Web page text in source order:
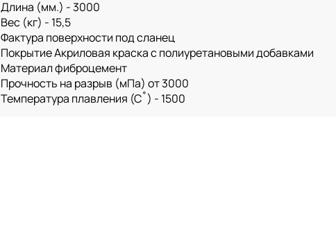
Длина (мм.) - 3000
Вес (кг) - 15,5
Фактура поверхности под сланец
Покрытие Акриловая краска с полиуретановыми добавками
Материал фиброцемент
Прочность на разрыв (мПа) от 3000
Температура плавления (С˚) - 1500